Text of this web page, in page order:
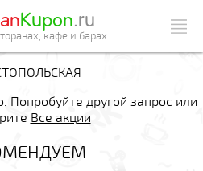
Kupon.ru
кафе и барах
Попробуйте другой запрос или
Все акции